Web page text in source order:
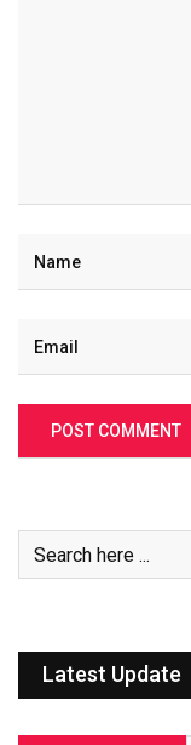
Latest Update